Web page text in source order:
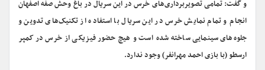
و گفت: تمامی تصویربرداری‌های خرس در این سریال در باغ وحش صفه اصفهان
انجام و تمام نمایش خرس در این سریال با استفاده از تکنیک‌های تدوین و
جلوه‌های سینمایی ساخته شده است و هیچ حضور فیزیکی از خرس در کمپر
ارسطو (با بازی احمد مهرانفر) وجود ندارد.